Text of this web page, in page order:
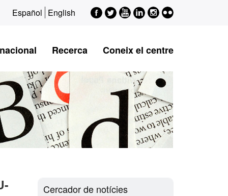
Español English Facebook
Twitter
Youtube
LinkedIn
Instagram
Flickr
Recerca Coneix el centre
Cercador de notícies